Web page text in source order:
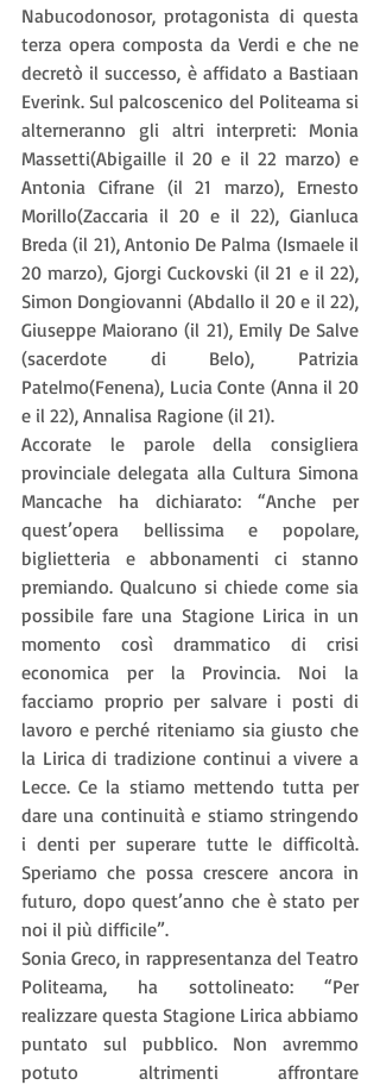
Nabucodonosor, protagonista di questa
terza opera composta da Verdi e che ne
decretò il successo, è affidato a Bastiaan
Everink. Sul palcoscenico del Politeama si
alterneranno gli altri interpreti: Monia
Massetti(Abigaille il 20 e il 22 marzo) e
Antonia Cifrane (il 21 marzo), Ernesto
Morillo(Zaccaria il 20 e il 22), Gianluca
Breda (il 21), Antonio De Palma (Ismaele il
20 marzo), Gjorgi Cuckovski (il 21 e il 22),
Simon Dongiovanni (Abdallo il 20 e il 22),
Giuseppe Maiorano (il 21), Emily De Salve
(sacerdote di Belo), Patrizia
Patelmo(Fenena), Lucia Conte (Anna il 20
e il 22), Annalisa Ragione (il 21).
Accorate le parole della consigliera
provinciale delegata alla Cultura Simona
Mancache ha dichiarato: “Anche per
quest’opera bellissima e popolare,
biglietteria e abbonamenti ci stanno
premiando. Qualcuno si chiede come sia
possibile fare una Stagione Lirica in un
momento così drammatico di crisi
economica per la Provincia. Noi la
facciamo proprio per salvare i posti di
lavoro e perché riteniamo sia giusto che
la Lirica di tradizione continui a vivere a
Lecce. Ce la stiamo mettendo tutta per
dare una continuità e stiamo stringendo
i denti per superare tutte le difficoltà.
Speriamo che possa crescere ancora in
futuro, dopo quest’anno che è stato per
noi il più difficile”.
Sonia Greco, in rappresentanza del Teatro
Politeama, ha sottolineato: “Per
realizzare questa Stagione Lirica abbiamo
puntato sul pubblico. Non avremmo
potuto altrimenti affrontare